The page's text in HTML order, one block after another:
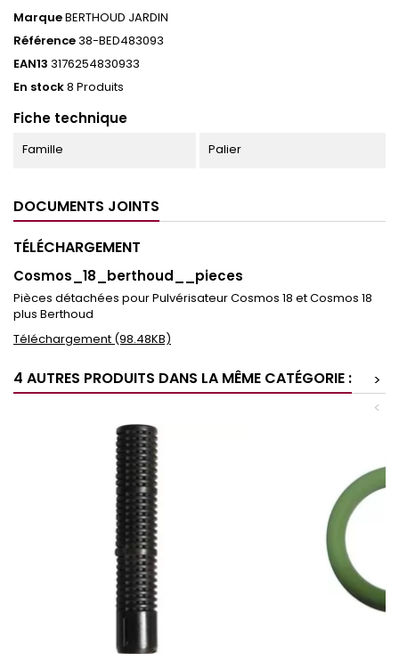
MarqueBERTHOUD JARDIN
Référence38-BED483093
EAN13 3176254830933
En stock8 Produits
Fiche technique
Famille Palier
DOCUMENTS JOINTS
TÉLÉCHARGEMENT
Cosmos_18_berthoud__pieces
Pièces détachées pour Pulvérisateur Cosmos 18 et Cosmos 18
plus Berthoud
Téléchargement (98.48KB)
4 AUTRES PRODUITS DANS LA MÊME CATÉGORIE :
>
<